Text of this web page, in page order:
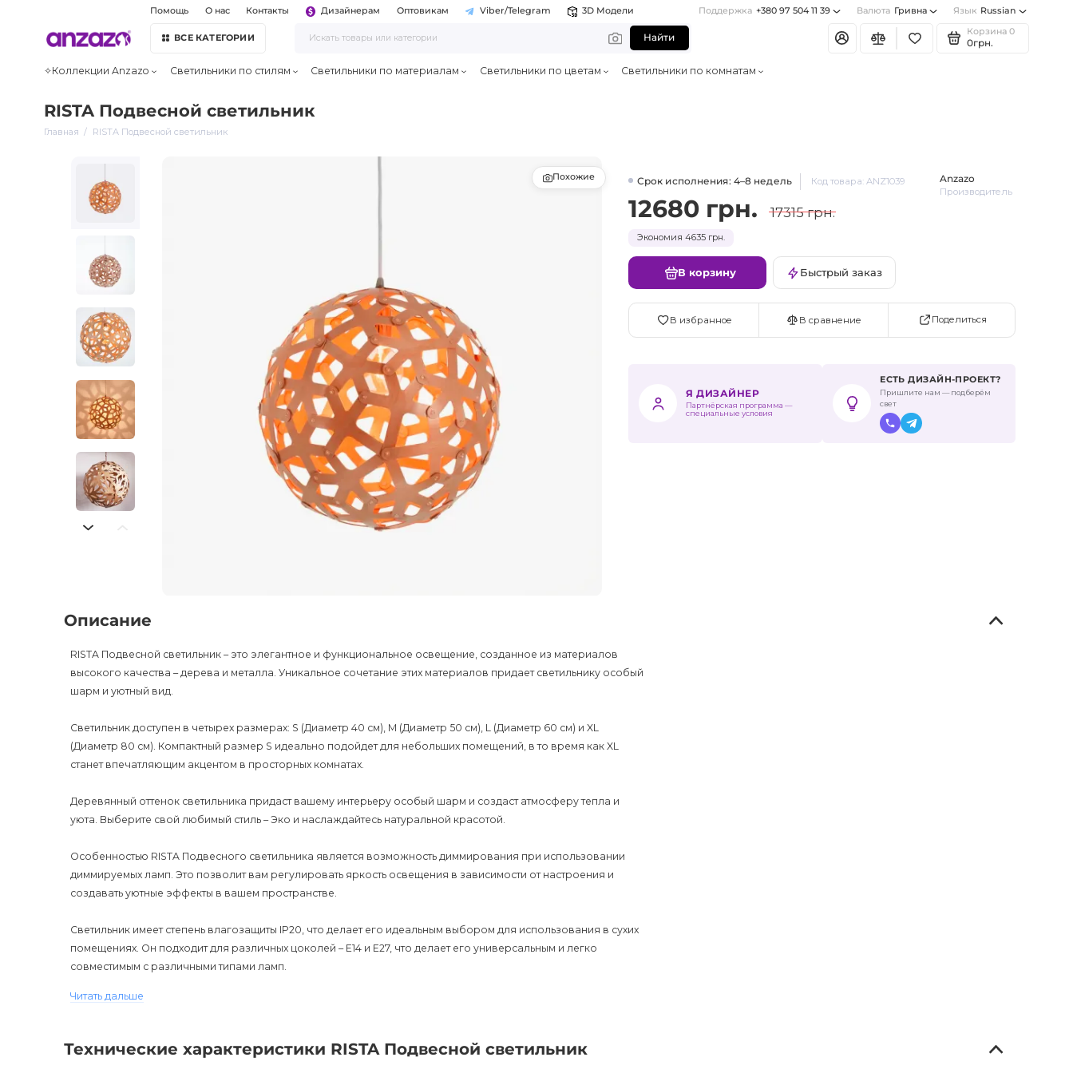
Помощь О нас Контакты Дизайнерам Оптовикам Viber/Telegram 3D Модели Поддержка +380 97 504 11 39 Валюта Гривна Язык Russian
ВСЕ КАТЕГОРИИ Найти
Корзина 0
0грн.
✧Коллекции Anzazo Светильники по стилям Светильники по материалам Светильники по цветам Светильники по комнатам
RISTA Подвесной светильник
Главная RISTA Подвесной светильник
Похожие Срок исполнения: 4–8 недель Код товара: ANZ1039
Anzazo
Производитель
12680 грн. 17315 грн.
Экономия 4635 грн.
В корзину Быстрый заказ
В избранное В сравнение Поделиться
Я ДИЗАЙНЕР
Партнёрская программа —
специальные условия
ЕСТЬ ДИЗАЙН-ПРОЕКТ?
Пришлите нам — подберём
свет
Описание
RISTA Подвесной светильник – это элегантное и функциональное освещение, созданное из материалов
высокого качества – дерева и металла. Уникальное сочетание этих материалов придает светильнику особый
шарм и уютный вид.
Светильник доступен в четырех размерах: S (Диаметр 40 см), M (Диаметр 50 см), L (Диаметр 60 см) и XL
(Диаметр 80 см). Компактный размер S идеально подойдет для небольших помещений, в то время как XL
станет впечатляющим акцентом в просторных комнатах.
Деревянный оттенок светильника придаст вашему интерьеру особый шарм и создаст атмосферу тепла и
уюта. Выберите свой любимый стиль – Эко и наслаждайтесь натуральной красотой.
Особенностью RISTA Подвесного светильника является возможность диммирования при использовании
диммируемых ламп. Это позволит вам регулировать яркость освещения в зависимости от настроения и
создавать уютные эффекты в вашем пространстве.
Светильник имеет степень влагозащиты IP20, что делает его идеальным выбором для использования в сухих
помещениях. Он подходит для различных цоколей – E14 и Е27, что делает его универсальным и легко
совместимым с различными типами ламп.
Наш подвесной светильник RISTA – это не только прекрасный элемент декора, но и функциональное
Читать дальше
Технические характеристики RISTA Подвесной светильник